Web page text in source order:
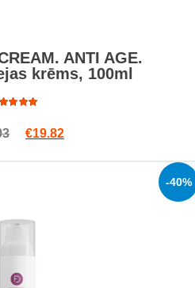
ANTI AGE.
krēms, 100ml
out
Original price was: €36.03.
€19.82
-40%